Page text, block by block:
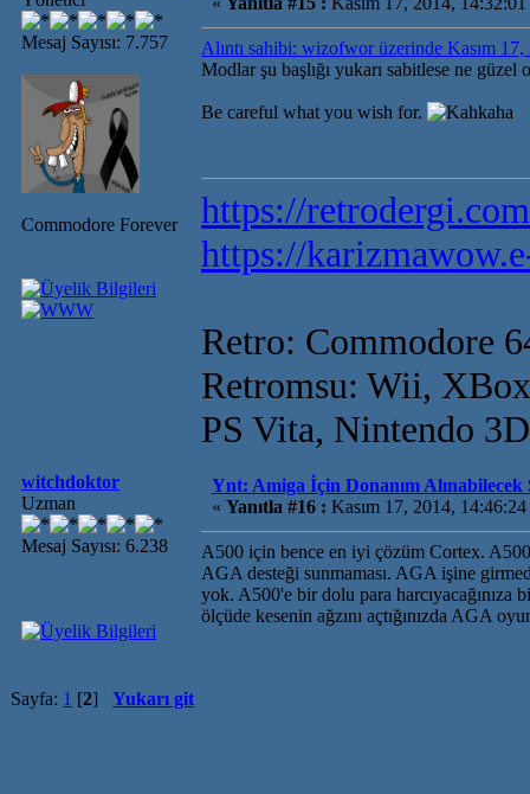
Mesaj Sayısı: 7.757
Commodore Forever
Alıntı sahibi: wizofwor üzerinde Kasım
Modlar şu başlığı yukarı sabitlese ne güzel
Be careful what you wish for.
https://retrodergi.com
https://
Retro: Commodore
Retromsu: Wii,
PS Vita, Nintendo
witchdoktor
Uzman
Mesaj Sayısı: 6.238
Ynt: Amiga İçin Donanım Alınabilecek
« Yanıtla #16 : Kasım 17, 2014,
A500 için bence en iyi çözüm Cortex.
AGA desteği sunmaması. AGA işine
yok. A500'e bir dolu para
ölçüde kesenin ağzını açtığınızda AGA
Sayfa: 1 [2] Yukarı git